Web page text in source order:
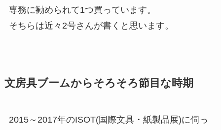
専務に勧められて1つ買っています。
そちらは近々2号さんが書くと思います。
文房具ブームからそろそろ節目な時期
2015～2017年のISOT(国際文具・紙製品展)に伺っ